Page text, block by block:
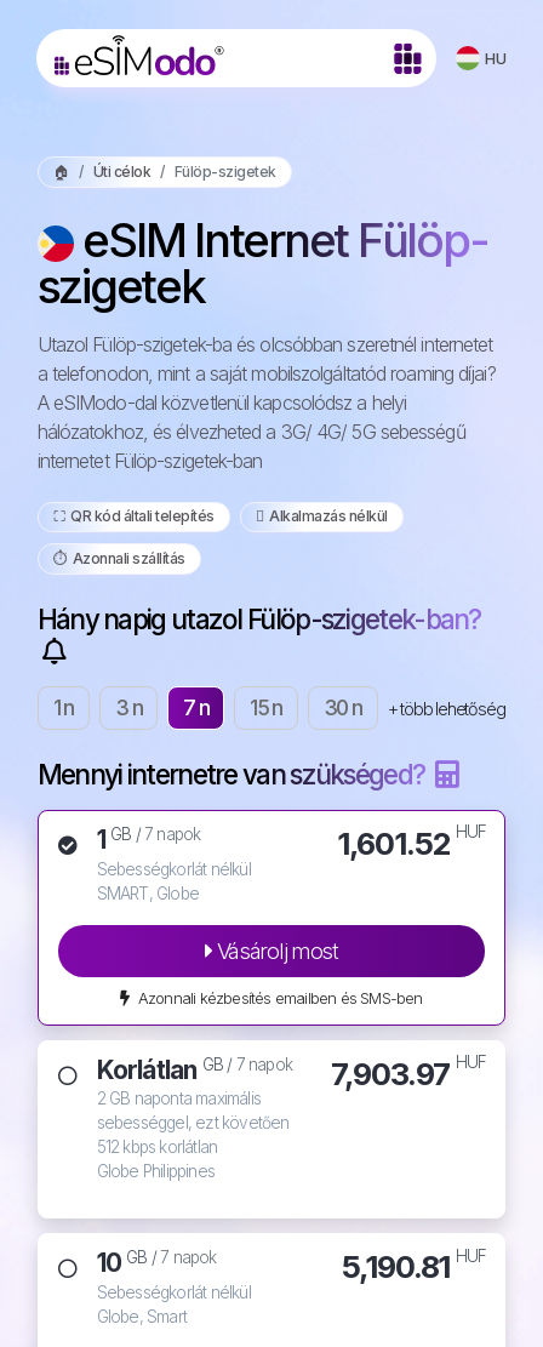
HU
🏠 Úti célok Fülöp-szigetek
eSIM Internet Fülöp-
szigetek
Utazol Fülöp-szigetek-ba és olcsóbban szeretnél internetet
a telefonodon, mint a saját mobilszolgáltatód roaming díjai?
A eSIModo-dal közvetlenül kapcsolódsz a helyi
hálózatokhoz, és élvezheted a 3G/ 4G/ 5G sebességű
internetet Fülöp-szigetek-ban
⛶️️ QR kód általi telepítés ️ Alkalmazás nélkül
⏱️️ Azonnali szállítás
Hány napig utazol Fülöp-szigetek-ban?
1 n 3 n 7 n 15 n 30 n + több lehetőség
Mennyi internetre van szükséged?
1 GB /7 napok
Sebességkorlát nélkül
SMART, Globe
1,601.52 HUF
Vásárolj most
Azonnali kézbesítés emailben és SMS-ben
Korlátlan GB / 7 napok
2 GB naponta maximális
sebességgel, ezt követően
512 kbps korlátlan
Globe Philippines
7,903.97 HUF
10 GB /7 napok
Sebességkorlát nélkül
Globe, Smart
5,190.81 HUF